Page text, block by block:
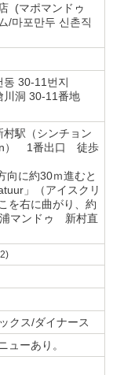
(マポマンドゥ
/마포만두 신촌직
동 30-11번지
川洞 30-11番地
駅（シンチョン
） 1番出口 徒歩
向に約30ｍ進むと
」（アイスクリ
を右に曲がり、約
マンドゥ 新村直
クス/ダイナース
ューあり。